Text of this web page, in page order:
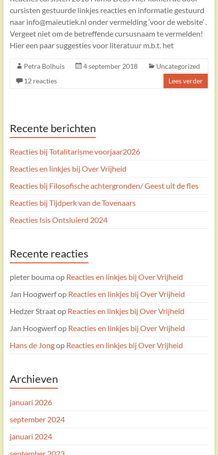
cursisten gestuurde linkjes reacties en informatie gestuurd
naar info@maieutiek.nl onder vermelding ‘voor de website’ .
Vergeet niet om de betreffende cursusnaam te vermelden!
Hier een paar suggesties voor literatuur m.b.t. het
Petra Bolhuis 4 september 2018
Uncategorized
12 reacties
Lees verder
Recente berichten
Reacties bij Totalitarisme voorjaar2026
Reacties en linkjes bij Over Vrijheid
Reacties bij Filosofische achtergronden/ Geest uit de fles
Reacties bij Tijdperk van de Tovenaars
Reacties Isis Ontsluierd 2024
Recente reacties
pieter bouma op Reacties en linkjes bij Over Vrijheid
Jan Hoogwerfop Reacties en linkjes bij Over Vrijheid
Hedzer Straatop Reacties en linkjes bij Over Vrijheid
Jan Hoogwerfop Reacties en linkjes bij Over Vrijheid
Hans de Jongop Reacties en linkjes bij Over Vrijheid
Archieven
januari 2026
september 2024
januari 2024
september 2023